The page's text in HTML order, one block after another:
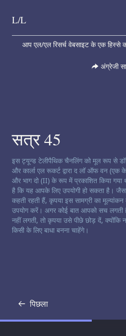
Skip to content
L/L
आप एल/एल रिसर्च वेबसाइट के एक हिस्से
अंग्रेजी
सत्र 45
चैनलिंग अस्वीकरण:
इस ट्यून्ड टेलीपैथिक चैनलिंग को मूल रूप से
और कार्ला एल रूकर्ट द्वारा द लॉ ऑफ वन (एक
और भाग दो (II) के रूप में प्रकाशित किया गया
है कि यह आपके लिए उपयोगी हो सकता है।
कहती रहती हैं, कृपया इस सामग्री का
उपयोग करें। अगर कोई बात आपको सच लगती
नहीं लगती, तो कृपया उसे पीछे छोड़ दें,
किसी के लिए बाधा बनना चाहेंगे।
पिछला
प्रतिलिपि